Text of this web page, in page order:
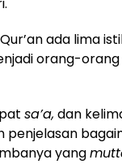
ada lima
orang-
sa’a, dan
penjelasan
yang